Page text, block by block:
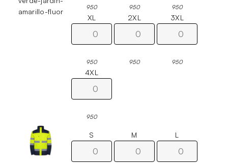
amarillo-fluor
950 950 950
XL
950
2XL
950
3XL
950
4XL
950
S M L